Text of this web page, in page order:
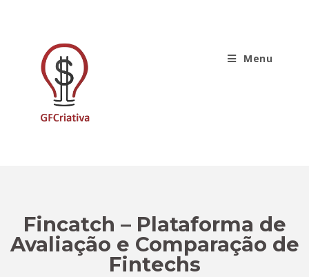
Menu
Fincatch – Plataforma de
Avaliação e Comparação de
Fintechs